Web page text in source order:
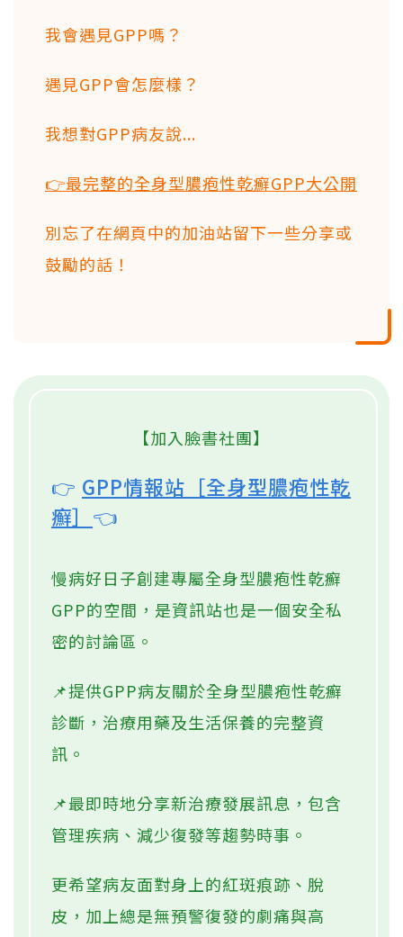
我會遇見GPP嗎？
遇見GPP會怎麼樣？
我想對GPP病友說...
👉最完整的全身型膿疱性乾癬GPP大公開
別忘了在網頁中的加油站留下一些分享或
鼓勵的話！
【加入臉書社團】
👉 GPP情報站［全身型膿疱性乾
癬］ 👈
慢病好日子創建專屬全身型膿疱性乾癬
GPP的空間，是資訊站也是一個安全私
密的討論區。
📌提供GPP病友關於全身型膿疱性乾癬
診斷，治療用藥及生活保養的完整資
訊。
📌最即時地分享新治療發展訊息，包含
管理疾病、減少復發等趨勢時事。
更希望病友面對身上的紅斑痕跡、脫
皮，加上總是無預警復發的劇痛與高